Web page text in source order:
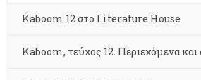
Kaboom 12 στο Literature House
Kaboom, τεύχος 12. Περιεχόμενα